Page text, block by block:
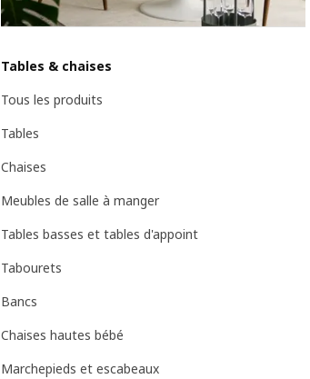
Tables & chaises
Tous les produits
Tables
Chaises
Meubles de salle à manger
Tables basses et tables d'appoint
Tabourets
Bancs
Chaises hautes bébé
Marchepieds et escabeaux